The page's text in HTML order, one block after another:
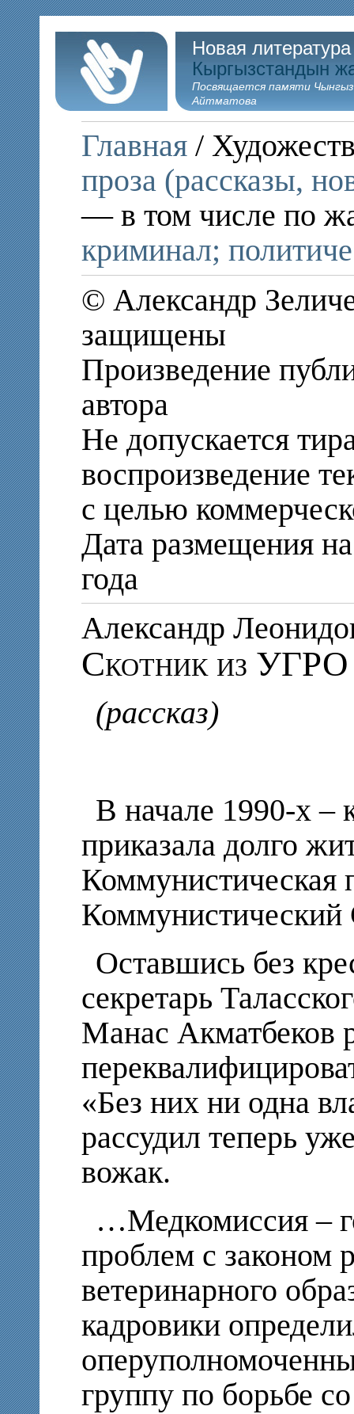
Новая
Кыргызстандын
Посвящается памяти
Айтматова
Главная /
проза (рассказы,
— в том числе по
криминал;
© Александр
защищены
Произведение
автора
Не допускается
воспроизведение
с целью
Дата размещения
года
Александр
Скотник из УГРО
(рассказ)
В начале 1990-х –
приказала долго
Коммунистическая
Оставшись без
секретарь
Манас Акматбеков
«Без них ни одна
рассудил теперь
вожак.
…Медкомиссия –
проблем с законом
ветеринарного
кадровики
группу по борьбе